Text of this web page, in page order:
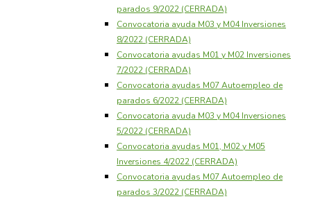
parados 9/2022 (CERRADA)
Convocatoria ayuda M03 y M04 Inversiones
8/2022 (CERRADA)
Convocatoria ayudas M01 y M02 Inversiones
7/2022 (CERRADA)
Convocatoria ayudas M07 Autoempleo de
parados 6/2022 (CERRADA)
Convocatoria ayuda M03 y M04 Inversiones
5/2022 (CERRADA)
Convocatoria ayudas M01, M02 y M05
Inversiones 4/2022 (CERRADA)
Convocatoria ayudas M07 Autoempleo de
parados 3/2022 (CERRADA)